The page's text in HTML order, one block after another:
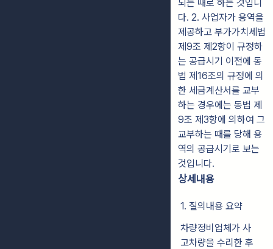
되는 때로 하는 것입니
다. 2. 사업자가 용역을
제공하고 부가가치세법
제9조 제2항이 규정하
는 공급시기 이전에 동
법 제16조의 규정에 의
한 세금계산서를 교부
하는 경우에는 동법 제
9조 제3항에 의하여 그
교부하는 때를 당해 용
역의 공급시기로 보는
것입니다.
상세내용
1. 질의내용 요약
차량정비업체가 사
고차량을 수리한 후